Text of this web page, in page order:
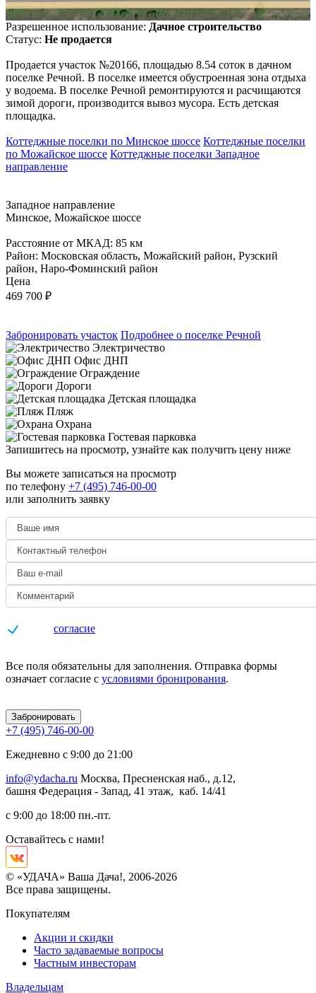
Разрешенное использование: Дачное строительство
Статус: Не продается
Продается участок №20166, площадью 8.54 соток в дачном
поселке Речной. В поселке имеется обустроенная зона отдыха
у водоема. В поселке Речной ремонтируются и расчищаются
зимой дороги, производится вывоз мусора. Есть детская
площадка.
Коттеджные поселки по Минское шоссе Коттеджные поселки
по Можайское шоссе Коттеджные поселки Западное
направление
Западное направление
Минское, Можайское шоссе
Расстояние от МКАД: 85 км
Район: Московская область, Можайский район, Рузский
район, Наро-Фоминский район
Цена
469 700 ₽
Забронировать участок Подробнее о поселке Речной
Электричество
Офис ДНП
Ограждение
Дороги
Детская площадка
Пляж
Охрана
Гостевая парковка
Запишитесь на просмотр, узнайте как получить цену ниже
Вы можете записаться на просмотр
по телефону +7 (495) 746-00-00
или заполнить заявку
согласие
Все поля обязательны для заполнения. Отправка формы
означает согласие с условиями бронирования.
Забронировать
+7 (495) 746-00-00
Ежедневно с 9:00 до 21:00
info@ydacha.ru Москва, Пресненская наб., д.12,
башня Федерация - Запад, 41 этаж, каб. 14/41
с 9:00 до 18:00 пн.-пт.
Оставайтесь с нами!
© «УДАЧА» Ваша Дача!, 2006-2026
Все права защищены.
Покупателям
Акции и скидки
Часто задаваемые вопросы
Частным инвесторам
Владельцам